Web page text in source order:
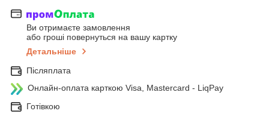
Ви отримаєте замовлення
або гроші повернуться на вашу картку
Детальніше
Післяплата
Онлайн-оплата карткою Visa, Mastercard - LiqPay
Готівкою